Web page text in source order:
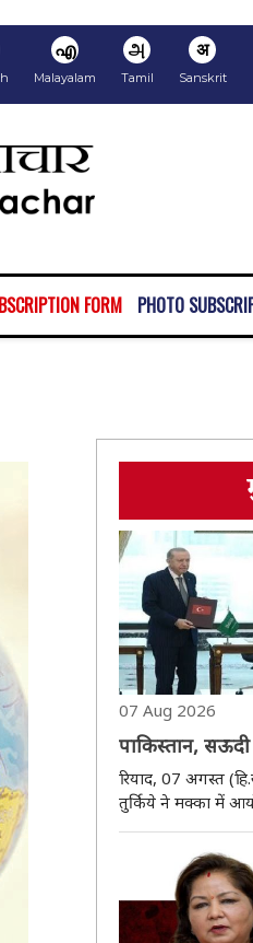
എ
Malayalam
அ
Tamil
अ
Sanskrit
FORM PHOTO
07 Aug 2026
पाकिस्तान, सऊदी
समझौता, एक पर
देंगे जवाब
रियाद, 07 अगस्त
तुर्किये ने मक्का में
शुक्रवार को ‘मक्का
समझौते का उद्देश्य
सहयोग और किसी